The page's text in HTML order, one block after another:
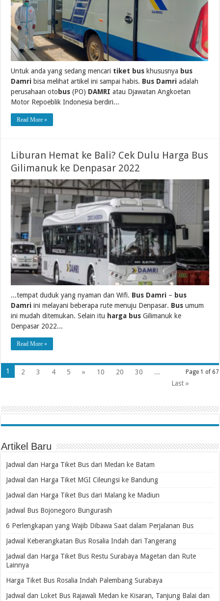
Untuk anda yang sedang mencari tiket bus khususnya bus
Damri bisa melihat artikel ini sampai habis. Bus Damri adalah
perusahaan oto bus (PO) DAMRI atau Djawatan Angkoetan
Motor Repoeblik Indonesia berdiri...
Read More »
Liburan Hemat ke Bali? Cek Dulu Harga Bus
Gilimanuk ke Denpasar 2022
...tempat duduk yang nyaman dan Wifi. Bus Damri – bus
Damri ini melayani beberapa rute menuju Denpasar. Bus umum
ini mudah ditemukan. Selain itu harga bus Gilimanuk ke
Denpasar 2022...
Read More »
Page 1 of 67
1 2 3 4 5 » 10 20 30
...
Last »
Artikel Baru
Jadwal dan Harga Tiket Bus dari Medan ke Batam
Jadwal dan Harga Tiket MGI Cileungsi ke Bandung
Jadwal dan Harga Tiket Bus dari Malang ke Madiun
Jadwal Bus Bojonegoro Bungurasih
6 Perlengkapan yang Wajib Dibawa Saat dalam Perjalanan Bus
Jadwal Keberangkatan Bus Rosalia Indah dari Tangerang
Jadwal dan Harga Tiket Bus Restu Surabaya Magetan dan Rute
Lainnya
Harga Tiket Bus Rosalia Indah Palembang Surabaya
Jadwal dan Loket Bus Rajawali Medan ke Kisaran, Tanjung Balai dan